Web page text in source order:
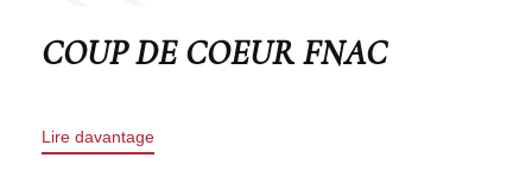
COUP DE COEUR FNAC
Lire davantage